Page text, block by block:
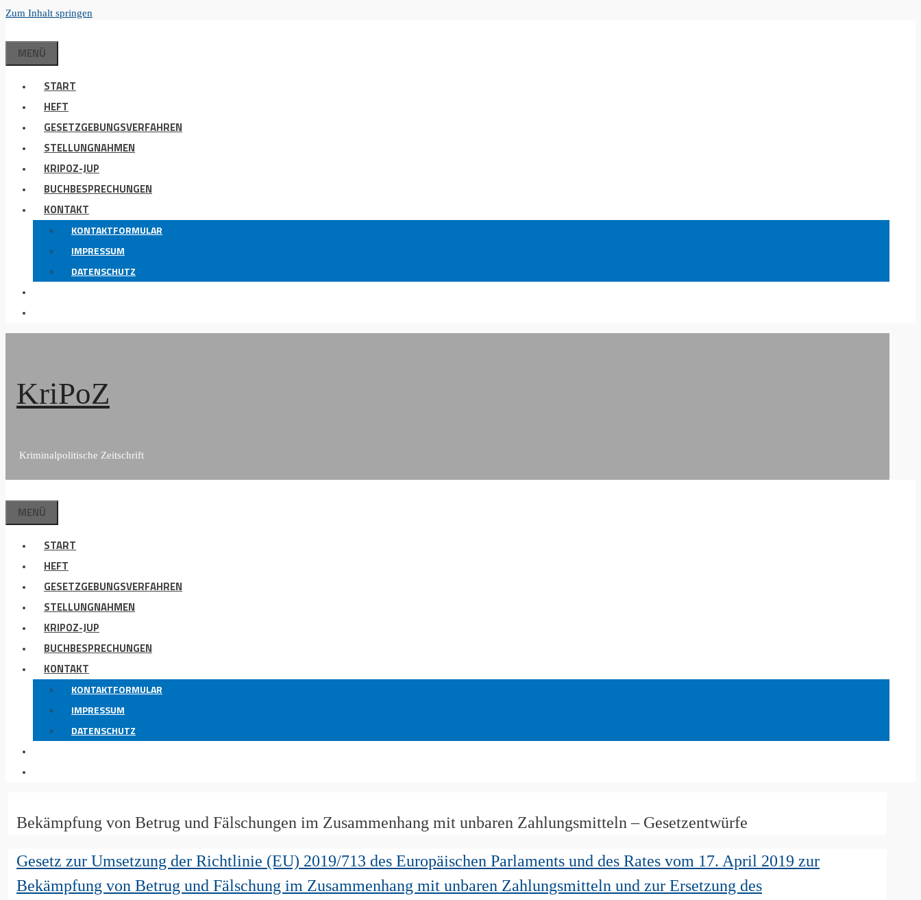
Zum Inhalt springen
MENÜ
START
HEFT
GESETZGEBUNGSVERFAHREN
STELLUNGNAHMEN
KRIPOZ-JUP
BUCHBESPRECHUNGEN
KONTAKT
KONTAKTFORMULAR
IMPRESSUM
DATENSCHUTZ
KriPoZ
Kriminalpolitische Zeitschrift
MENÜ
START
HEFT
GESETZGEBUNGSVERFAHREN
STELLUNGNAHMEN
KRIPOZ-JUP
BUCHBESPRECHUNGEN
KONTAKT
KONTAKTFORMULAR
IMPRESSUM
DATENSCHUTZ
Bekämpfung von Betrug und Fälschungen im Zusammenhang mit unbaren Zahlungsmitteln – Gesetzentwürfe
Gesetz zur Umsetzung der Richtlinie (EU) 2019/713 des Europäischen Parlaments und des Rates vom 17. April 2019 zur
Bekämpfung von Betrug und Fälschung im Zusammenhang mit unbaren Zahlungsmitteln und zur Ersetzung des